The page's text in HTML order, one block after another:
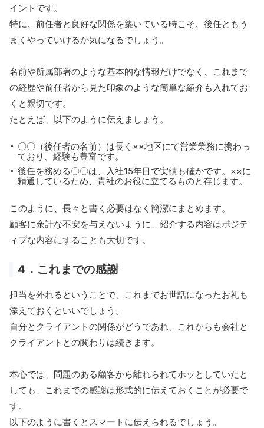
イントです。
特に、前任者と良好な関係を築いている時こそ、後任ともう
まくやっていけるか気になるでしょう。
名前や所属部署のような基本的な情報だけでなく、これまで
の経歴や前任者から見た印象のような簡単な紹介も入れてお
くと親切です。
たとえば、以下のように伝えましょう。
〇〇（後任者の名前）は長く××地区にて営業業務に携わっ
ており、経験も豊富です。
後任を務める〇〇は、入社15年目で実績も確かです。××に
精通しているため、貴社のお役に立てるものと存じます。
このように、長々と書く必要はなく簡潔にまとめます。
顧客に余計な不安を与えないように、紹介する内容はポジテ
ィブな内容にすることも大切です。
4．これまでの感謝
担当を外れるということで、これまでお世話になったお礼も
添えておくといいでしょう。
自分とクライアントの関係がどうであれ、これからも会社と
クライアントとの関わりは続きます。
本心では、問題のある顧客から離れられてホッとしていたと
しても、これまでの感謝は形式的に伝えておくことが必要で
す。
以下のように書くとスマートに伝えられるでしょう。